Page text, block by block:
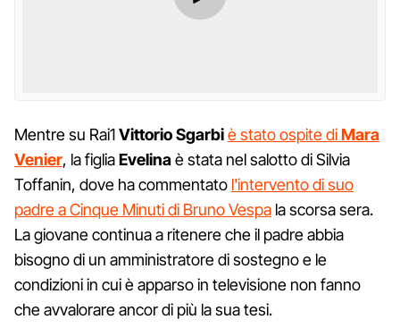
Mentre su Rai1Vittorio Sgarbiè stato ospite diMara
Venier, la figliaEvelinaè stata nel salotto di Silvia
Toffanin, dove ha commentato l'intervento di suo
padre a Cinque Minuti di Bruno Vespa la scorsa sera.
La giovane continua a ritenere che il padre abbia
bisogno di un amministratore di sostegno e le
condizioni in cui è apparso in televisione non fanno
che avvalorare ancor di più la sua tesi.